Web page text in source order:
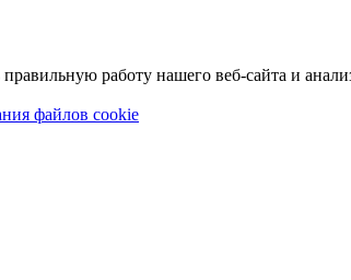
работу нашего веб-сайта и
файлов cookie